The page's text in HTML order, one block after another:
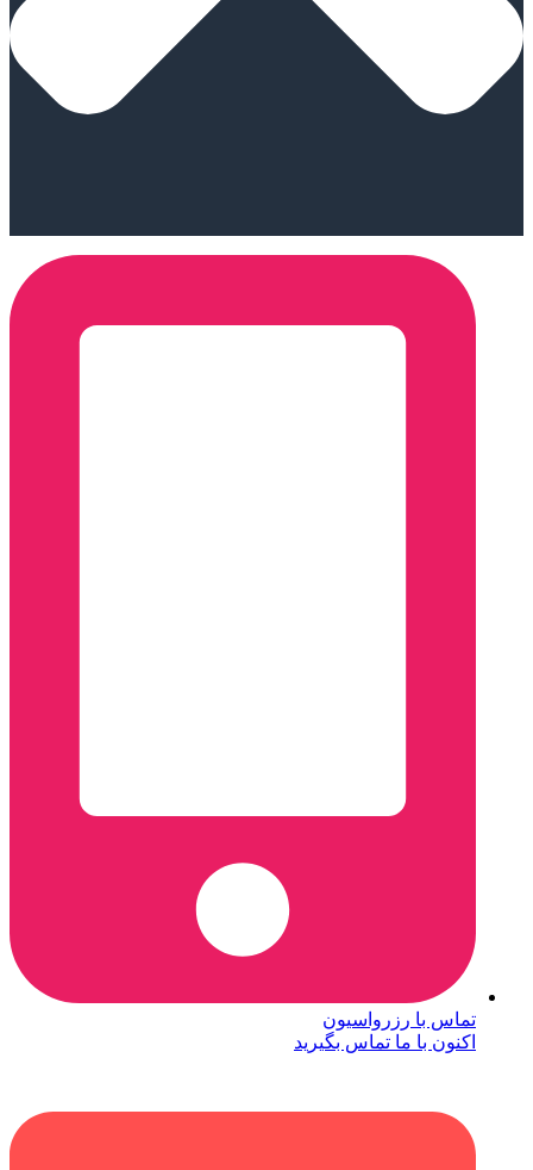
تماس با رزرواسیون
اکنون با ما تماس بگیرید